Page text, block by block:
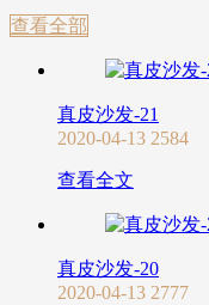
查看全部
真皮沙发-21
2020-04-13 2584
查看全文
真皮沙发-20
2020-04-13 2777